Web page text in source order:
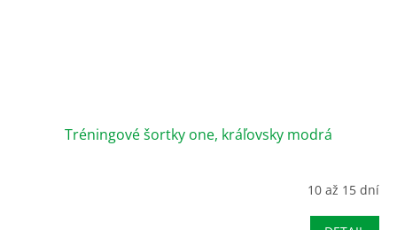
Tréningové šortky one, kráľovsky modrá
10 až 15 dní